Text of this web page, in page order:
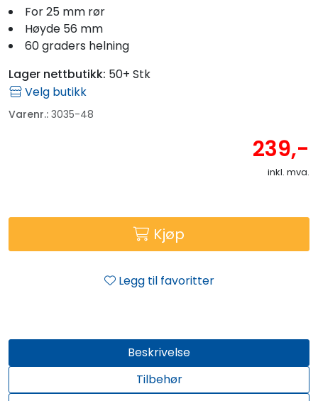
For 25 mm rør
Høyde 56 mm
60 graders helning
Lager nettbutikk: 50+ Stk
Velg butikk
Varenr.: 3035-48
239,-
inkl. mva.
Kjøp
Legg til favoritter
Beskrivelse
Tilbehør